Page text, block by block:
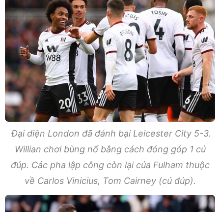
Đại diện London đã đánh bại Leicester City 5-3.
Willian chơi bùng nổ bằng cách đóng góp 1 cú
đúp. Các pha lập công còn lại của Fulham thuộc
về Carlos Vinicius, Tom Cairney (cú đúp).